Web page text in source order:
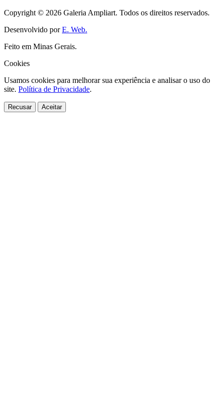
Copyright © 2026 Galeria Ampliart. Todos os direitos reservados.
Desenvolvido porE. Web.
Feito em Minas Gerais.
Cookies
Usamos cookies para melhorar sua experiência e analisar o uso do
site. Política de Privacidade.
Recusar Aceitar